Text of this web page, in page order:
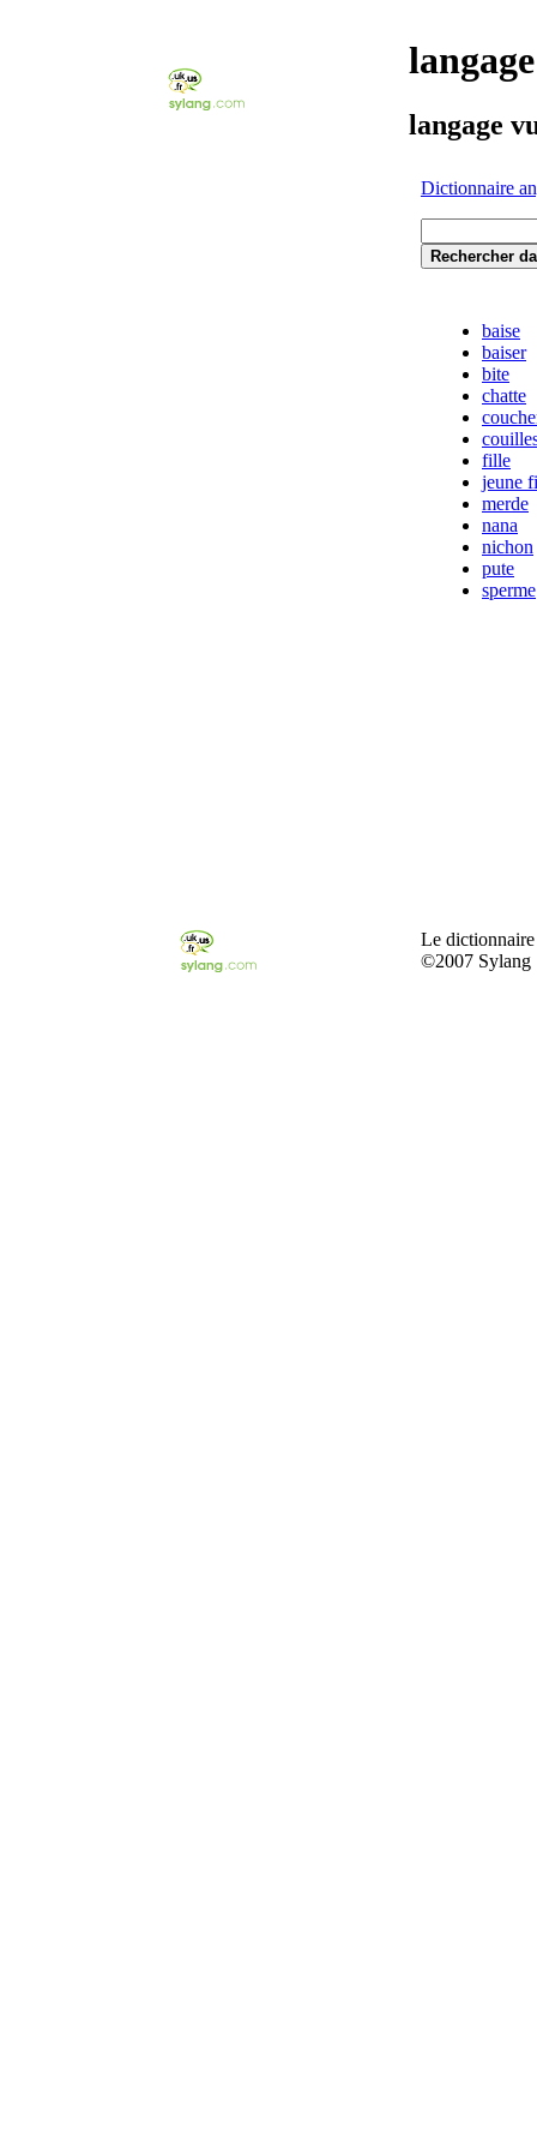
langage
Dictionnaire
baise
baiser
bite
chatte
fille
jeune
merde
nana
nichon
pute
sperme
Le
©2007 Sylang